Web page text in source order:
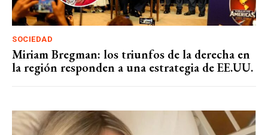
SOCIEDAD
Miriam Bregman: los triunfos de la derecha en
la región responden a una estrategia de EE.UU.